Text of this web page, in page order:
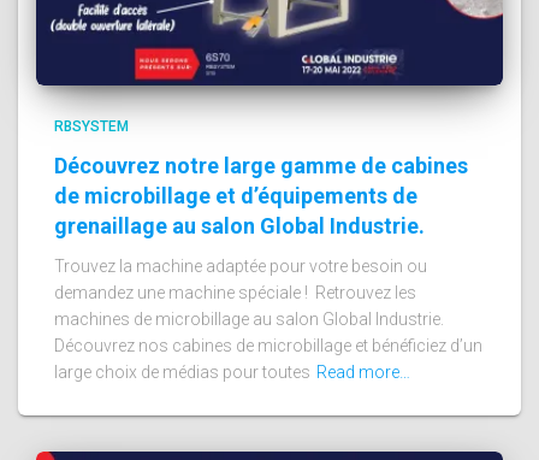
RBSYSTEM
Découvrez notre large gamme de cabines
de microbillage et d’équipements de
grenaillage au salon Global Industrie.
Trouvez la machine adaptée pour votre besoin ou
demandez une machine spéciale ! Retrouvez les
machines de microbillage au salon Global Industrie.
Découvrez nos cabines de microbillage et bénéficiez d’un
large choix de médias pour toutes Read more…